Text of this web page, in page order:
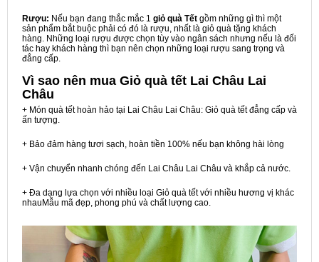
Rượu: Nếu bạn đang thắc mắc 1 giỏ quà Tết gồm những gì thì một
sản phẩm bắt buộc phải có đó là rượu, nhất là giỏ quà tặng khách
hàng. Những loại rượu được chọn tùy vào ngân sách nhưng nếu là đối
tác hay khách hàng thì bạn nên chọn những loại rượu sang trọng và
đẳng cấp.
Vì sao nên mua Giỏ quà tết Lai Châu Lai
Châu
+ Món quà tết hoàn hảo tại Lai Châu Lai Châu: Giỏ quà tết đẳng cấp và
ấn tượng.
+ Bảo đảm hàng tươi sạch, hoàn tiền 100% nếu bạn không hài lòng
+ Vận chuyển nhanh chóng đến Lai Châu Lai Châu và khắp cả nước.
+ Đa dạng lựa chọn với nhiều loại Giỏ quà tết với nhiều hương vị khác
nhauMẫu mã đẹp, phong phú và chất lượng cao.